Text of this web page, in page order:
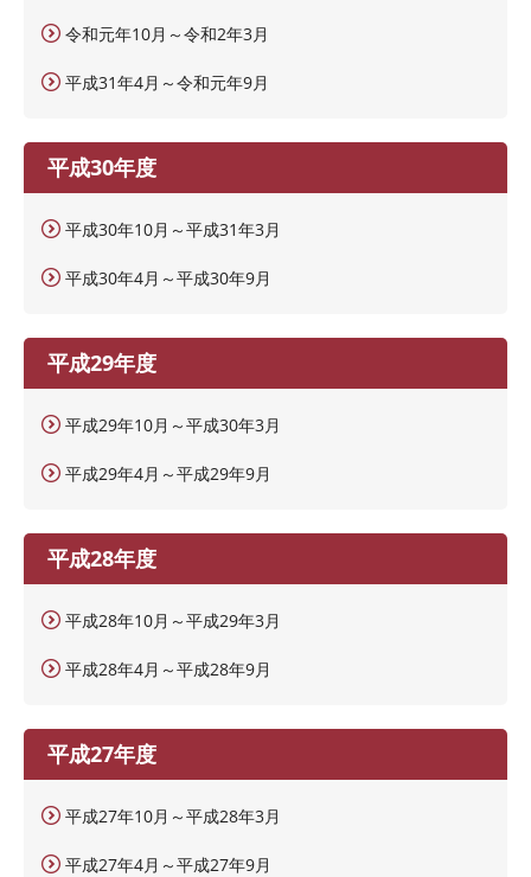
令和元年10月～令和2年3月
平成31年4月～令和元年9月
平成30年度
平成30年10月～平成31年3月
平成30年4月～平成30年9月
平成29年度
平成29年10月～平成30年3月
平成29年4月～平成29年9月
平成28年度
平成28年10月～平成29年3月
平成28年4月～平成28年9月
平成27年度
平成27年10月～平成28年3月
平成27年4月～平成27年9月